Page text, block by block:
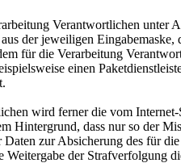
Verantwortlichen unter
der jeweiligen
für die Verarbeitung
einen
wird ferner die vom
Hintergrund, dass nur so der
zur Absicherung des für
Weitergabe der Strafverfolgung